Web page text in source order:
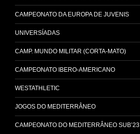
CAMPEONATO DA EUROPA DE JUVENIS
UNIVERSÍADAS
CAMP. MUNDO MILITAR (CORTA-MATO)
CAMPEONATO IBERO-AMERICANO
WESTATHLETIC
JOGOS DO MEDITERRÂNEO
CAMPEONATO DO MEDITERRÂNEO SUB’23